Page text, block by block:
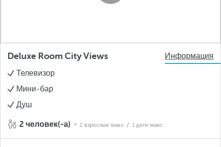
Deluxe Room City Views
Информация
Телевизор
Мини-бар
Душ
2 человек(-а) 2 взрослые макс. / 1 дети макс.